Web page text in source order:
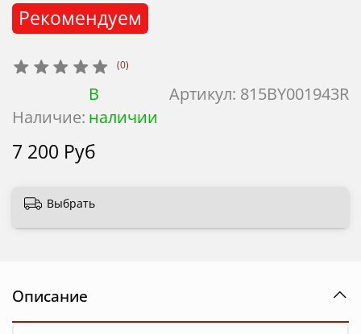
(0)
Артикул: 815BY001943R
Наличие:
В
наличии
Рекомендуем
7 200 Руб
Выбрать
Описание